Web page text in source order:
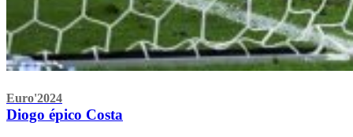
Euro'2024
Diogo épico Costa